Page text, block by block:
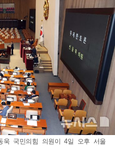
국민의힘 의원이 4일 오후 서울